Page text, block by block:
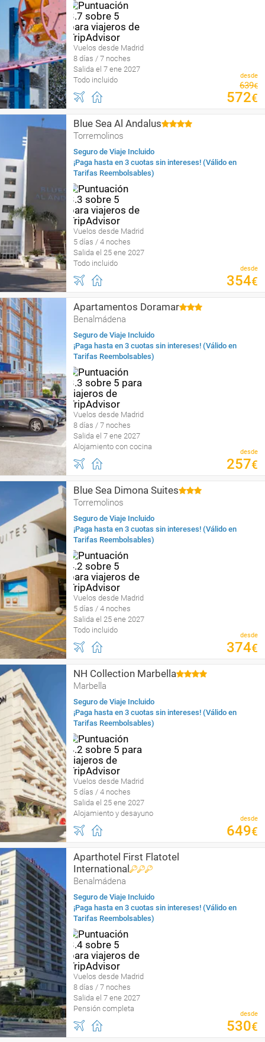
Vuelos desde Madrid
8 días / 7 noches
Salida el 7 ene 2027
Todo incluido
desde
639€
572€
Blue Sea Al Andalus
Torremolinos
Seguro de Viaje Incluido
¡Paga hasta en 3 cuotas sin intereses! (Válido en
Tarifas Reembolsables)
Vuelos desde Madrid
5 días / 4 noches
Salida el 25 ene 2027
Todo incluido
desde
354€
Apartamentos Doramar
Benalmádena
Seguro de Viaje Incluido
¡Paga hasta en 3 cuotas sin intereses! (Válido en
Tarifas Reembolsables)
Vuelos desde Madrid
8 días / 7 noches
Salida el 7 ene 2027
Alojamiento con cocina
desde
257€
Blue Sea Dimona Suites
Torremolinos
Seguro de Viaje Incluido
¡Paga hasta en 3 cuotas sin intereses! (Válido en
Tarifas Reembolsables)
Vuelos desde Madrid
5 días / 4 noches
Salida el 25 ene 2027
Todo incluido
desde
374€
NH Collection Marbella
Marbella
Seguro de Viaje Incluido
¡Paga hasta en 3 cuotas sin intereses! (Válido en
Tarifas Reembolsables)
Vuelos desde Madrid
5 días / 4 noches
Salida el 25 ene 2027
Alojamiento y desayuno
desde
649€
Aparthotel First Flatotel
International
Benalmádena
Seguro de Viaje Incluido
¡Paga hasta en 3 cuotas sin intereses! (Válido en
Tarifas Reembolsables)
Vuelos desde Madrid
8 días / 7 noches
Salida el 7 ene 2027
Pensión completa
desde
530€